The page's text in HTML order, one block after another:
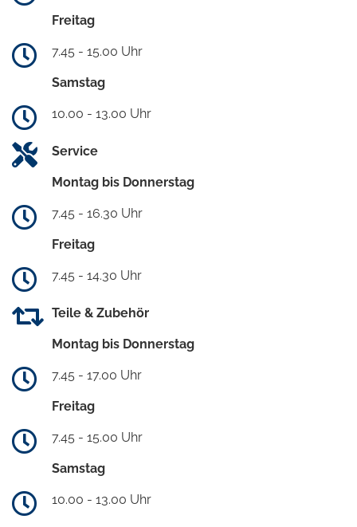
Freitag
7.45 - 15.00 Uhr
Samstag
10.00 - 13.00 Uhr
Service
Montag bis Donnerstag
7.45 - 16.30 Uhr
Freitag
7.45 - 14.30 Uhr
Teile & Zubehör
Montag bis Donnerstag
7.45 - 17.00 Uhr
Freitag
7.45 - 15.00 Uhr
Samstag
10.00 - 13.00 Uhr